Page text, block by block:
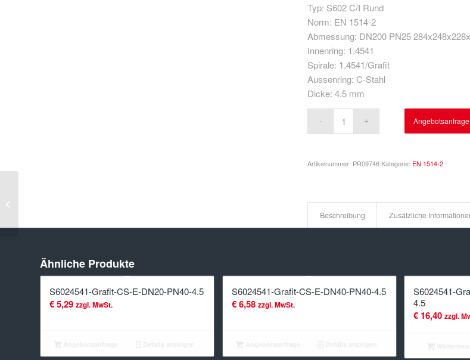
Typ: S602 C/I Rund
Norm: EN 1514-2
Abmessung: DN200 PN25
Innenring: 1.4541
Spirale: 1.4541/Grafit
Aussenring: C-Stahl
Dicke: 4.5 mm
Angebotsanfrage
Artikelnummer: PR09746 Kategorie: EN 1514-2
Beschreibung Zusätzliche
Ähnliche Produkte
S6024541-Grafit-CS-E-DN20-PN40-4.5
€5,29 zzgl. MwSt.
S6024541-Grafit-CS-E-DN40-PN40-4.5
€6,58 zzgl. MwSt.
S6024541-
4.5
€ 16,40 zzgl.